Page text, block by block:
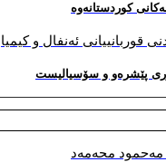
كوردستانه‌وه‌
قوربانییانی ئه‌نفال و
پێشره‌و و سۆسیالیست
مه‌حمود محه‌مه‌د